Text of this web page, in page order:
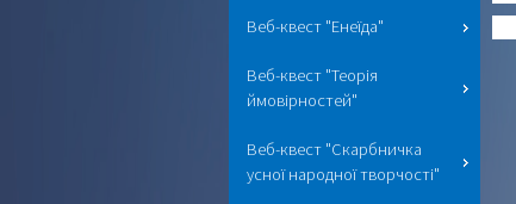
Веб-квест "Енеїда"
Веб-квест "Теорія
ймовірностей"
Веб-квест "Скарбничка
усної народної творчості"